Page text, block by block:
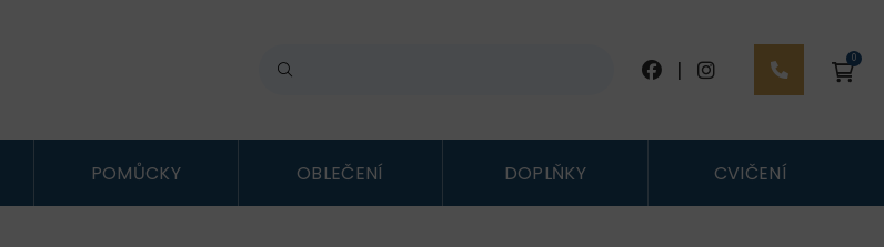
| 0
POMŮCKY OBLEČENÍ DOPLŇKY CVIČENÍ